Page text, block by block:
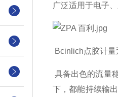
广泛适用于电子
Bcinlich点胶计
具备出色的流量
下，都能持续输